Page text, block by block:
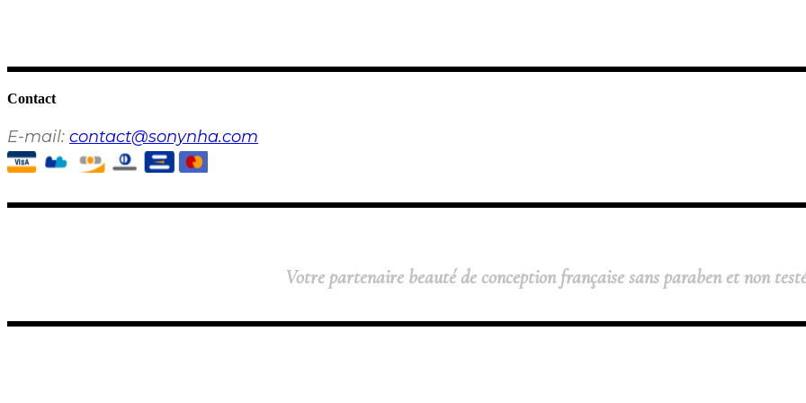
Contact
E-mail: contact@sonynha.com
Votre partenaire beauté de conception française sans paraben et non